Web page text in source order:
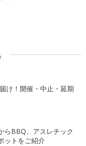
け！開催・中止・延期
らBBQ、アスレチック
ットをご紹介